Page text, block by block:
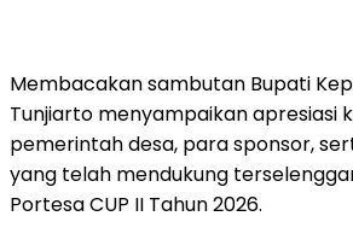
Membacakan sambutan Bupati
Tunjiarto menyampaikan apresiasi
pemerintah desa, para sponsor,
yang telah mendukung
Portesa CUP II Tahun 2026.